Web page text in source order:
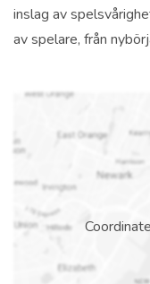
inslag av
av spelare, från